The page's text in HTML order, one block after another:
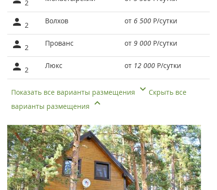
2
2 Волхов от 6 500 Р/сутки
2 Прованс от 9 000 Р/сутки
2 Люкс от 12 000 Р/сутки
Показать все варианты размещения
Скрыть все
варианты размещения